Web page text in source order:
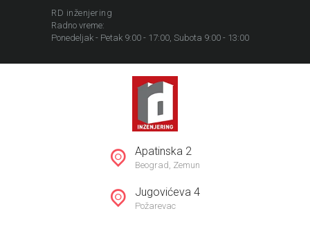
RD inženjering
Radno vreme:
Ponedeljak - Petak 9:00 - 17:00, Subota 9:00 - 13:00
Apatinska 2
Beograd, Zemun
Jugovićeva 4
Požarevac
INFORMACIJE
KOMPANIJA